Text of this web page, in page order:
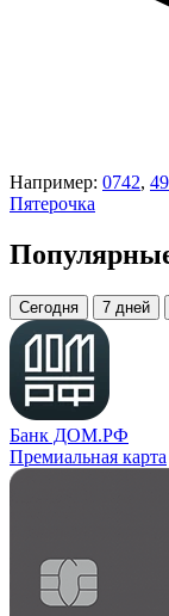
Например: 0742,
Пятерочка
Сегодня 7 дней
Банк ДОМ.РФ
Премиальная карта